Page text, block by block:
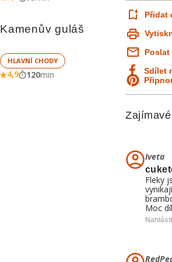
Kamenův guláš
HLAVNÍ CHODY
4,9 120min
Přidat
Poslat
Sdílet
Iveta
Fleky
Moc